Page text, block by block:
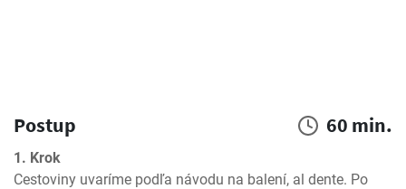
Postup 60 min.
1. Krok
Cestoviny uvaríme podľa návodu na balení, al dente. Po